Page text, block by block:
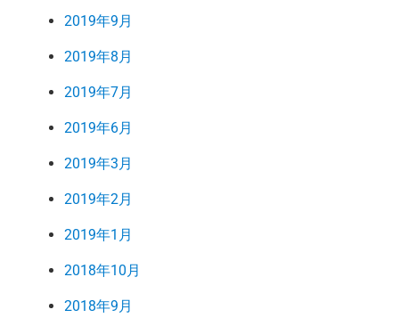
2019年9月
2019年8月
2019年7月
2019年6月
2019年3月
2019年2月
2019年1月
2018年10月
2018年9月